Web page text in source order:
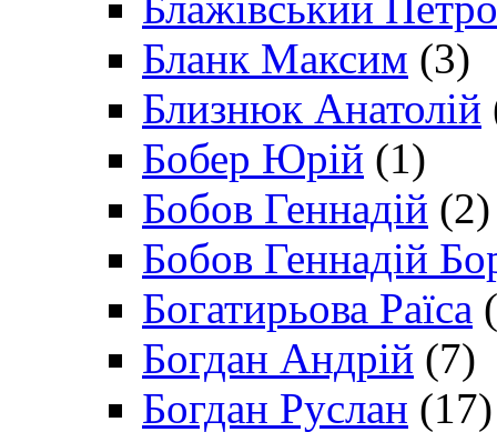
Бланк Максим (3)
Близнюк Анатолій
Бобер Юрій (1)
Бобов Геннадій (2)
Бобов Геннадій
Богатирьова Раїса
Богдан Андрій (7)
Богдан Руслан (17)